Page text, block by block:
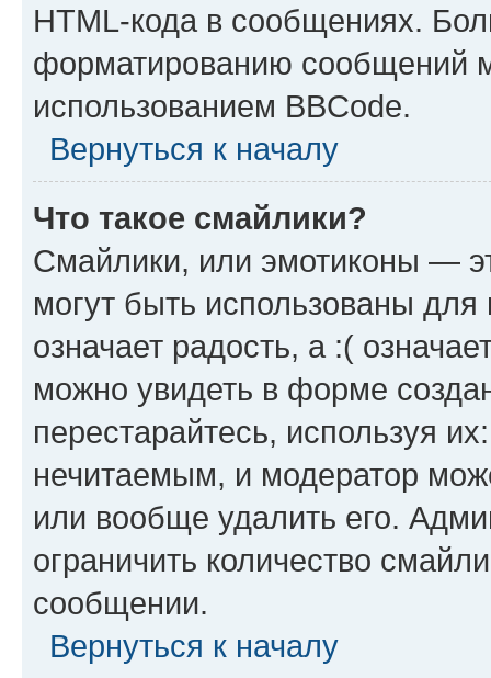
HTML-кода в сообщениях.
форматированию сообщений
использованием BBCode.
Вернуться к началу
Что такое смайлики?
Смайлики, или эмотиконы —
могут быть использованы
означает радость, а :(
можно увидеть в форме
перестарайтесь, используя
нечитаемым, и модератор
или вообще удалить его.
ограничить количество
сообщении.
Вернуться к началу